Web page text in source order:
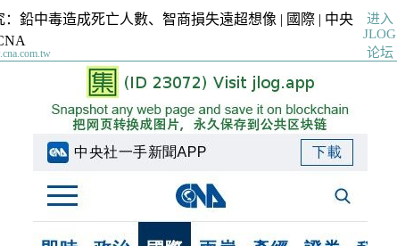
：鉛中毒造成死亡人數、智商損失遠超想像 | 國際 | 中央
进入
JLOG
论坛